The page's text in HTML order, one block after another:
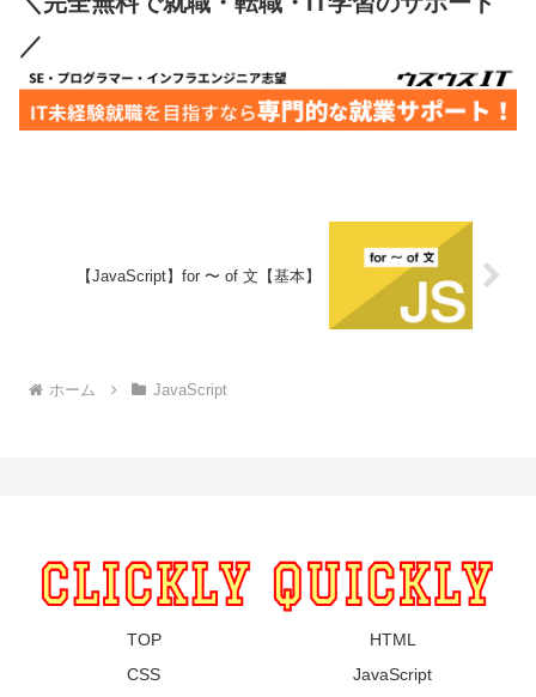
／
【JavaScript】for 〜 of 文【基本】
ホーム JavaScript
TOP
HTML
CSS
JavaScript